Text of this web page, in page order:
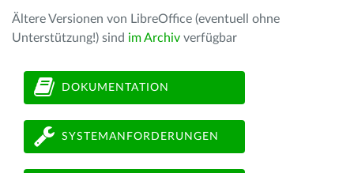
Ältere Versionen von LibreOffice (eventuell ohne
Unterstützung!) sind im Archiv verfügbar
DOKUMENTATION
SYSTEMANFORDERUNGEN